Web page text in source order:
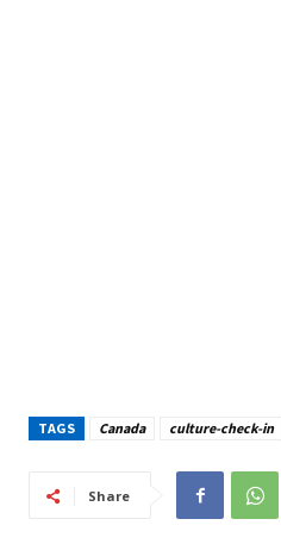
TAGS Canada culture-check-in
Share